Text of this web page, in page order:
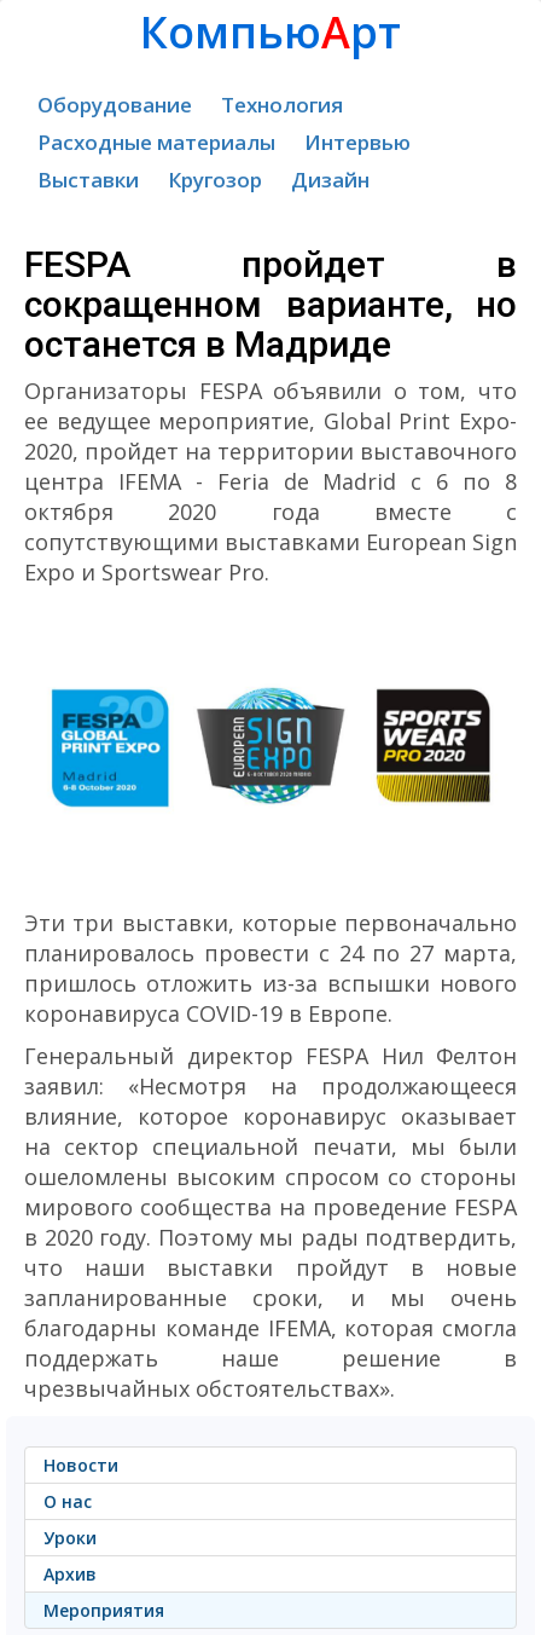
КомпьюАрт
Оборудование
Технология
Расходные материалы
Интервью
Выставки
Кругозор Дизайн
FESPA пройдет в
сокращенном варианте, но
останется в Мадриде
Организаторы FESPA объявили о том, что
ее ведущее мероприятие, Global Print Expo-
2020, пройдет на территории выставочного
центра IFEMA - Feria de Madrid с 6 по 8
октября 2020 года вместе с
сопутствующими выставками European Sign
Expo и Sportswear Pro.
Эти три выставки, которые первоначально
планировалось провести с 24 по 27 марта,
пришлось отложить из-за вспышки нового
коронавируса COVID-19 в Европе.
Генеральный директор FESPA Нил Фелтон
заявил: «Несмотря на продолжающееся
влияние, которое коронавирус оказывает
на сектор специальной печати, мы были
ошеломлены высоким спросом со стороны
мирового сообщества на проведение FESPA
в 2020 году. Поэтому мы рады подтвердить,
что наши выставки пройдут в новые
запланированные сроки, и мы очень
благодарны команде IFEMA, которая смогла
поддержать наше решение в
чрезвычайных обстоятельствах».
Новости
О нас
Уроки
Архив
Мероприятия